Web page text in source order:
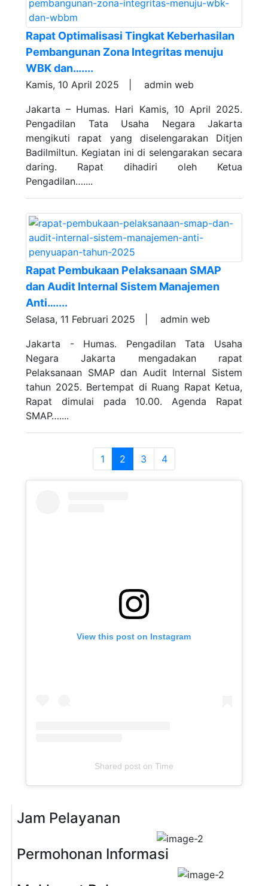
Rapat Optimalisasi Tingkat Keberhasilan
Pembangunan Zona Integritas menuju
WBK dan…....
Kamis, 10 April 2025 | admin web
Jakarta – Humas. Hari Kamis, 10 April 2025.
Pengadilan Tata Usaha Negara Jakarta
mengikuti rapat yang diselengarakan Ditjen
Badilmiltun. Kegiatan ini di selengarakan secara
daring. Rapat dihadiri oleh Ketua
Pengadilan…....
Rapat Pembukaan Pelaksanaan SMAP
dan Audit Internal Sistem Manajemen
Anti…....
Selasa, 11 Februari 2025 | admin web
Jakarta - Humas. Pengadilan Tata Usaha
Negara Jakarta mengadakan rapat
Pelaksanaan SMAP dan Audit Internal Sistem
tahun 2025. Bertempat di Ruang Rapat Ketua,
Rapat dimulai pada 10.00. Agenda Rapat
SMAP…....
1 2 3 4
View this post on Instagram
Shared poston Time
Jam Pelayanan
Permohonan Informasi